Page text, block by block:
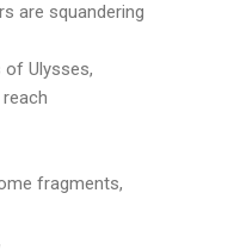
are squandering
of Ulysses,
fragments,